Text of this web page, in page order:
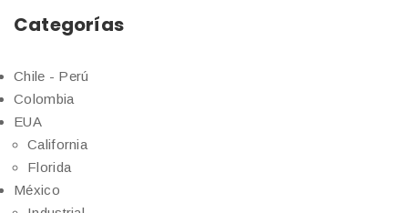
Categorías
Chile - Perú
Colombia
EUA
California
Florida
México